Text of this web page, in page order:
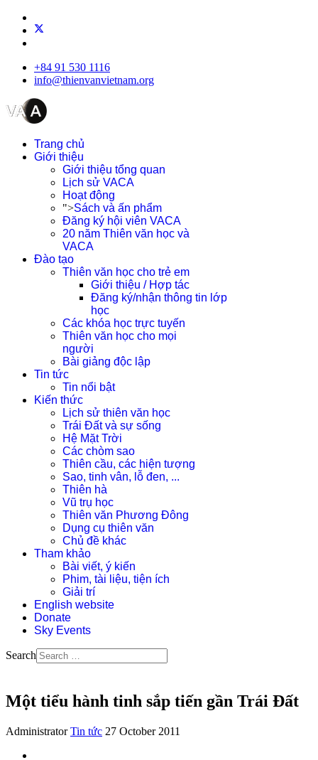
+84 91 530 1116
info@thienvanvietnam.org
Trang chủ
Giới thiệu
Giới thiệu tổng quan
Lịch sử VACA
Hoạt động
">Sách và ấn phẩm
Đăng ký hội viên VACA
20 năm Thiên văn học và
VACA
Đào tạo
Thiên văn học cho trẻ em
Giới thiệu / Hợp tác
Đăng ký/nhận thông tin lớp
học
Các khóa học trực tuyến
Thiên văn học cho mọi
người
Bài giảng độc lập
Tin tức
Tin nổi bật
Kiến thức
Lịch sử thiên văn học
Trái Đất và sự sống
Hệ Mặt Trời
Các chòm sao
Thiên cầu, các hiện tượng
Sao, tinh vân, lỗ đen, ...
Thiên hà
Vũ trụ học
Thiên văn Phương Đông
Dụng cụ thiên văn
Chủ đề khác
Tham khảo
Bài viết, ý kiến
Phim, tài liệu, tiện ích
Giải trí
English website
Donate
Sky Events
Search
Một tiểu hành tinh sắp tiến gần Trái Đất
Administrator Tin tức 27 October 2011